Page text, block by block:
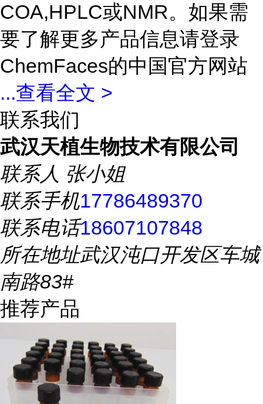
COA,HPLC或NMR。如果需
要了解更多产品信息请登录
ChemFaces的中国官方网站
...查看全文 >
联系我们
武汉天植生物技术有限公司
联系人 张小姐
联系手机17786489370
联系电话18607107848
所在地址武汉沌口开发区车城
南路83#
推荐产品